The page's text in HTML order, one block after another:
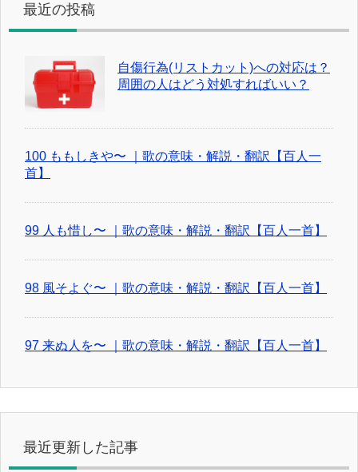
最近の投稿
自傷行為(リストカット)への対応は？
周囲の人はどう対処すればいい？
100 ももしきや〜 ｜歌の意味・解説・翻訳【百人一
首】
99 人も惜し〜 ｜歌の意味・解説・翻訳【百人一首】
98 風そよぐ〜 ｜歌の意味・解説・翻訳【百人一首】
97 来ぬ人を〜 ｜歌の意味・解説・翻訳【百人一首】
最近更新した記事